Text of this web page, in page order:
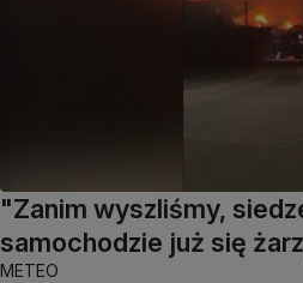
"Zanim wyszliśmy,
samochodzie już się
METEO